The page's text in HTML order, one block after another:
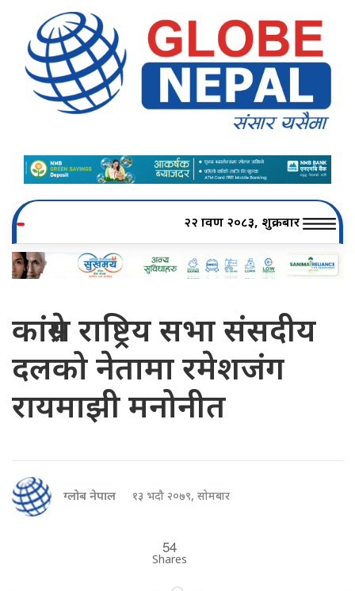
२२ श्रावण २०८३, शुक्रबार
कांग्रेस राष्ट्रिय सभा संसदीय
दलको नेतामा रमेशजंग
रायमाझी मनोनीत
ग्लोब नेपाल १३ भदौ २०७९, सोमबार
54
Shares